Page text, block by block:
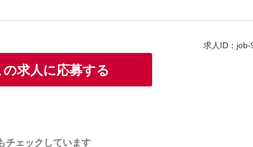
求人ID：job-
の求人に応募する
チェックしています